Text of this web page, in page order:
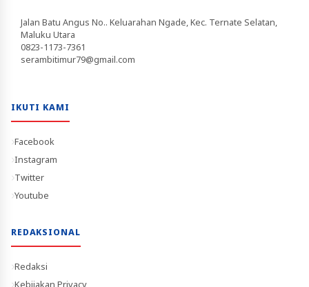
Jalan Batu Angus No.. Keluarahan Ngade, Kec. Ternate Selatan,
Maluku Utara
0823-1173-7361
serambitimur79@gmail.com
IKUTI KAMI
Facebook
Instagram
Twitter
Youtube
REDAKSIONAL
Redaksi
Kebijakan Privacy